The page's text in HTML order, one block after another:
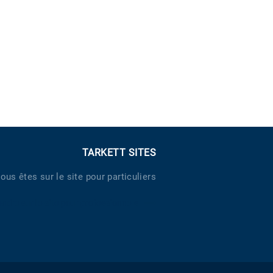
TARKETT SITES
êtes sur le site pour particuliers